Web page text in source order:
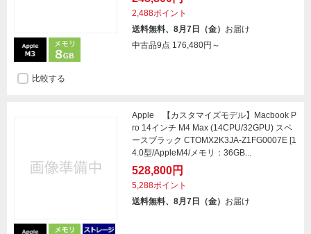
2,488ポイント
送料無料、8月7日（金） お届け
中古品9点 176,480円～
比較する
Apple 【カスタマイズモデル】Macbook P
ro 14インチ M4 Max (14CPU/32GPU) スペ
ースブラック CTOMX2K3JA-Z1FG0007E [1
4.0型/AppleM4/メモリ：36GB...
528,800円
5,288ポイント
送料無料、8月7日（金） お届け